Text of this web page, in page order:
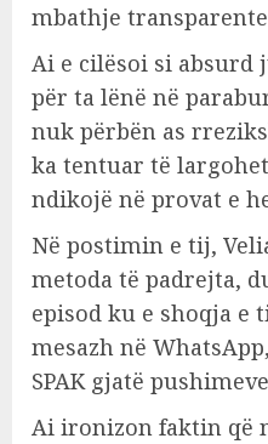
mbathje
Ai e cilësoi si
për ta lënë në
nuk përbën as
ka tentuar të
ndikojë në provat e
Në postimin e tij,
metoda të padrejta,
episod ku e shoqja
mesazh në
SPAK gjatë
Ai ironizon faktin që